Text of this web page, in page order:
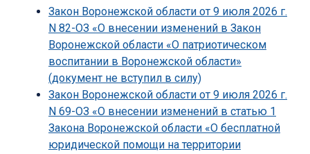
Закон Воронежской области от 9 июля 2026 г.
N 82-ОЗ «О внесении изменений в Закон
Воронежской области «О патриотическом
воспитании в Воронежской области»
(документ не вступил в силу)
Закон Воронежской области от 9 июля 2026 г.
N 69-ОЗ «О внесении изменений в статью 1
Закона Воронежской области «О бесплатной
юридической помощи на территории